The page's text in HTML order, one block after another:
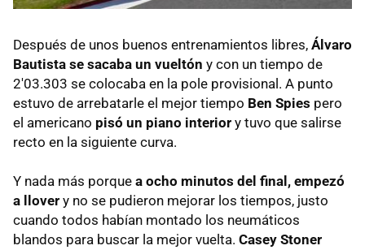
Después de unos buenos entrenamientos libres, Álvaro
Bautista se sacaba un vueltón y con un tiempo de
2'03.303 se colocaba en la pole provisional. A punto
estuvo de arrebatarle el mejor tiempo Ben Spies pero
el americano pisó un piano interior y tuvo que salirse
recto en la siguiente curva.
Y nada más porque a ocho minutos del final, empezó
a llover y no se pudieron mejorar los tiempos, justo
cuando todos habían montado los neumáticos
blandos para buscar la mejor vuelta. Casey Stoner